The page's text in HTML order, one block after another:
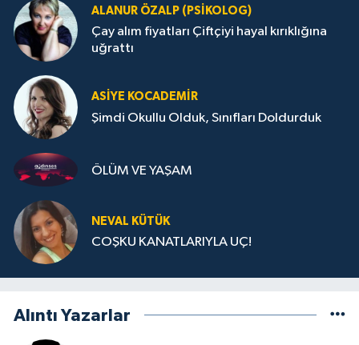
ALANUR ÖZALP (PSIKOLOG)
Çay alım fiyatları Çiftçiyi hayal kırıklığına
uğrattı
ASIYE KOCADEMİR
Şimdi Okullu Olduk, Sınıfları Doldurduk
ÖLÜM VE YAŞAM
NEVAL KÜTÜK
COŞKU KANATLARIYLA UÇ!
Alıntı Yazarlar